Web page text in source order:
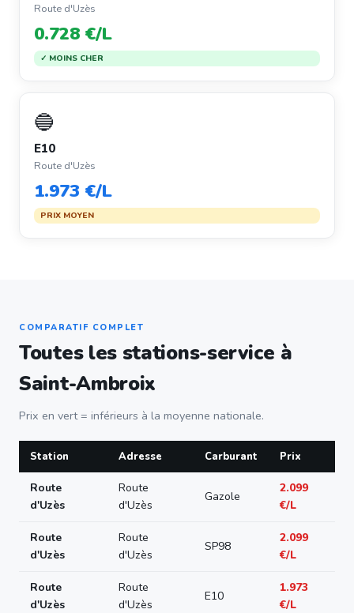
Route d'Uzès
0.728 €/L
✓ MOINS CHER
🔵
E10
Route d'Uzès
1.973 €/L
PRIX MOYEN
COMPARATIF COMPLET
Toutes les stations-service à
Saint-Ambroix
Prix en vert = inférieurs à la moyenne nationale.
Station Adresse Carburant Prix
Route
d'Uzès
Route
d'Uzès
Gazole
2.099
€/L
Route
d'Uzès
Route
d'Uzès
SP98
2.099
€/L
Route
d'Uzès
Route
d'Uzès
E10
1.973
€/L